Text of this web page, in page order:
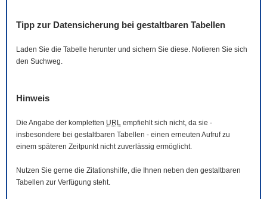
Tipp zur Datensicherung bei gestaltbaren Tabellen
Laden Sie die Tabelle herunter und sichern Sie diese. Notieren Sie sich
den Suchweg.
Hinweis
Die Angabe der kompletten URL empfiehlt sich nicht, da sie -
insbesondere bei gestaltbaren Tabellen - einen erneuten Aufruf zu
einem späteren Zeitpunkt nicht zuverlässig ermöglicht.
Nutzen Sie gerne die Zitationshilfe, die Ihnen neben den gestaltbaren
Tabellen zur Verfügung steht.